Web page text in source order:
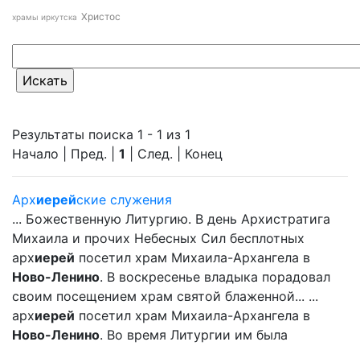
храмы иркутска Христос
Результаты поиска 1 - 1 из 1
Начало | Пред. | 1 | След. | Конец
Архиерейские служения
... Божественную Литургию. В день Архистратига
Михаила и прочих Небесных Сил бесплотных
архиерей посетил храм Михаила-Архангела в
Ново-Ленино. В воскресенье владыка порадовал
своим посещением храм святой блаженной... ...
архиерей посетил храм Михаила-Архангела в
Ново-Ленино. Во время Литургии им была